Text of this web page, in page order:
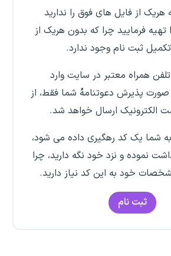
از فایل های فوق را ندارید
تهیه فرمایید چرا که بدون هریک از
ثبت نام وجود ندارد.
همراه معتبر در سایت وارد
صورت پذیرش دعوتنامهُ شما فقط، از
الکترونیک ارسال خواهد شد.
شما یک کد رهگیری داده می شود،
نموده و نزد خود نگه دارید، چرا
خود به این کد نیاز دارید.
ثبت نام